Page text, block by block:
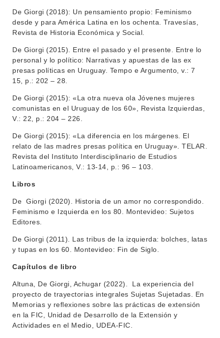
De Giorgi (2018): Un pensamiento propio: Feminismo
desde y para América Latina en los ochenta. Travesías,
Revista de Historia Económica y Social.
De Giorgi (2015). Entre el pasado y el presente. Entre lo
personal y lo político: Narrativas y apuestas de las ex
presas políticas en Uruguay. Tempo e Argumento, v.: 7
15, p.: 202 – 28.
De Giorgi (2015): «La otra nueva ola Jóvenes mujeres
comunistas en el Uruguay de los 60», Revista Izquierdas,
V.: 22, p.: 204 – 226.
De Giorgi (2015): «La diferencia en los márgenes. El
relato de las madres presas política en Uruguay». TELAR.
Revista del Instituto Interdisciplinario de Estudios
Latinoamericanos, V.: 13-14, p.: 96 – 103.
Libros
De Giorgi (2020). Historia de un amor no correspondido.
Feminismo e Izquierda en los 80. Montevideo: Sujetos
Editores.
De Giorgi (2011). Las tribus de la izquierda: bolches, latas
y tupas en los 60. Montevideo: Fin de Siglo.
Capítulos de libro
Altuna, De Giorgi, Achugar (2022). La experiencia del
proyecto de trayectorias integrales Sujetas Sujetadas. En
Memorias y reflexiones sobre las prácticas de extensión
en la FIC, Unidad de Desarrollo de la Extensión y
Actividades en el Medio, UDEA-FIC.